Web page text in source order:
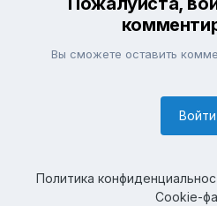
Вы сможете оставить
Войти
Политика
Cookie-